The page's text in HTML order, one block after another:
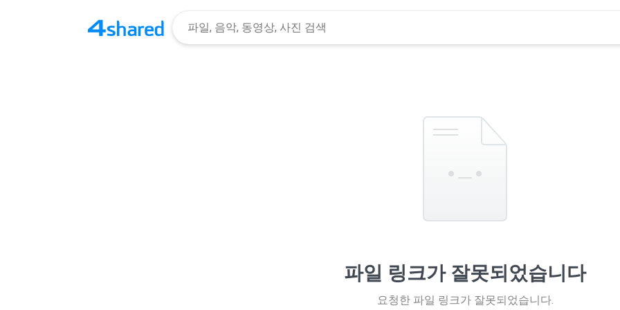
파일 링크가 잘못되었습니다
요청한 파일 링크가 잘못되었습니다.